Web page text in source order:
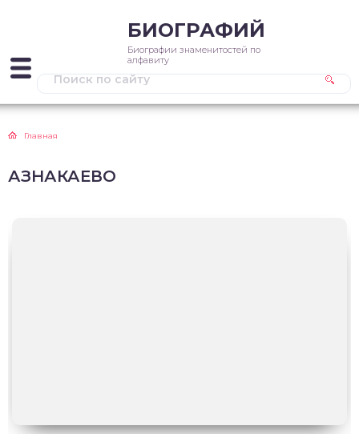
БИОГРАФИЙ
Биографии знаменитостей по
алфавиту
Главная
АЗНАКАЕВО